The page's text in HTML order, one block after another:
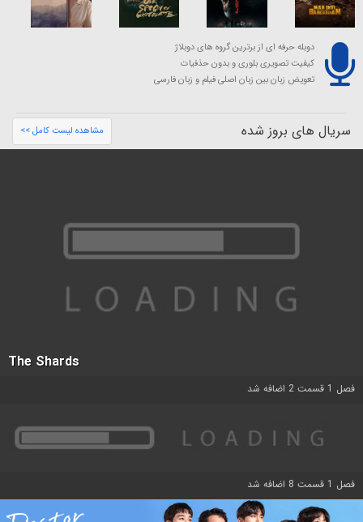
دوبله حرفه ای از برترین گروه های دوبلاژ
کیفیت تصویری بلوری و بدون حذفیات
تعویض زبان بین زبان اصلی فیلم و زبان فارسی
سریال های بروز شده مشاهده لیست کامل >>
The Shards
فصل 1 قسمت 2 اضافه شد
فصل 1 قسمت 8 اضافه شد